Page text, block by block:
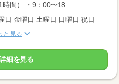
間） ・9：00〜18...
日 金曜日 土曜日 日曜日 祝日
と見る
細を見る